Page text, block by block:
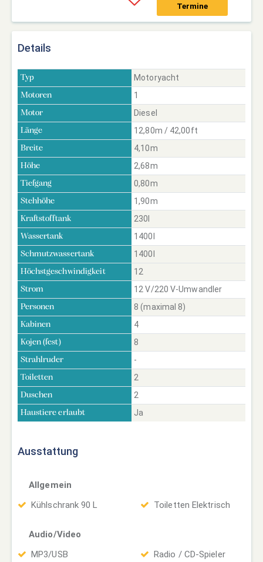
Termine
Details
Typ Motoryacht
Motoren 1
Motor Diesel
Länge 12,80m / 42,00ft
Breite 4,10m
Höhe 2,68m
Tiefgang 0,80m
Stehhöhe 1,90m
Kraftstofftank 230l
Wassertank 1400l
Schmutzwassertank 1400l
Höchstgeschwindigkeit 12
Strom 12 V/220 V-Umwandler
Personen 8 (maximal 8)
Kabinen 4
Kojen (fest) 8
Strahlruder -
Toiletten 2
Duschen 2
Haustiere erlaubt Ja
Ausstattung
Allgemein
Kühlschrank 90 L
Toiletten Elektrisch
Audio/Video
MP3/USB
Radio / CD-Spieler